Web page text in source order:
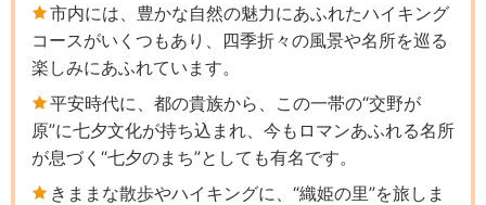
市内には、豊かな自然の魅力にあふれたハイキング
コースがいくつもあり、四季折々の風景や名所を巡る
楽しみにあふれています。
平安時代に、都の貴族から、この一帯の“交野が
原”に七夕文化が持ち込まれ、今もロマンあふれる名所
が息づく“七夕のまち”としても有名です。
きままな散歩やハイキングに、“織姫の里”を旅しま